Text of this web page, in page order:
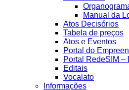
Manual da
Atos Decisórios
Tabela de preços
Atos e Eventos
Portal do
Portal RedeSIM –
Editais
Vocalato
Informações